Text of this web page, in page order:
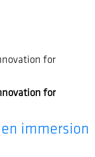
for
for
immersion